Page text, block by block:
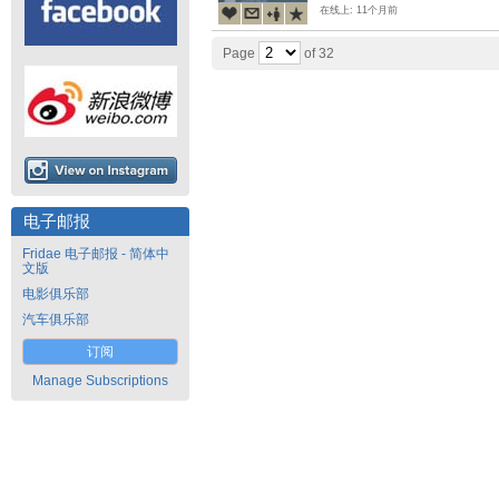
电子邮报
Fridae 电子邮报 - 简体中
文版
电影俱乐部
汽车俱乐部
订阅
Manage Subscriptions
在线上: 11个月前
Page of 32